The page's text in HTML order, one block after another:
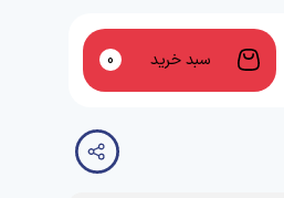
سبد خرید 0